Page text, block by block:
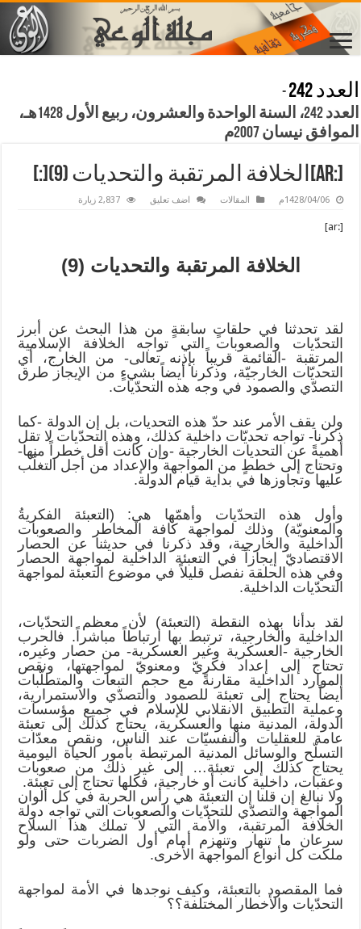
العدد 242
-
العدد 242، السنة الواحدة والعشرون، ربيع الأول 1428هـ،
الموافق نيسان 2007م
[:ar]الخلافة المرتقبة والتحديات (9)[:]
1428/04/06م المقالات اضف تعليق 2,837 زيارة
[:ar]
الخلافة المرتقبة والتحديات (9)
لقد تحدثنا في حلقاتٍ سابقةٍ من هذا البحث عن أبرز
التحدّيات والصعوبات التي تواجه الخلافة الإسلامية
المرتقبة -القائمة قريباً بإذنه تعالى- من الخارج، أي
التحديّات الخارجيّة، وذكرنا أيضاً بشيءٍ من الإيجاز طرق
التصدّي والصمود في وجه هذه التحدّيات.
ولن يقف الأمر عند حدّ هذه التحديات، بل إن الدولة -كما
ذكرنا- تواجه تحديّات داخلية كذلك، وهذه التحدّيات لا تقل
أهميةً عن التحديات الخارجية -وإن كانت أقل خطراً منها-
وتحتاج إلى خططٍ من المواجهة والإعداد من أجل التغلّب
عليها وتجاوزها في بداية قيام الدولة.
وأول هذه التحدّيات وأهمّها هي: (التعبئة الفكريةُ
والمعنويّة) وذلك لمواجهة كافة المخاطر والصعوبات
الداخلية والخارجية، وقد ذكرنا في حديثنا عن الحصار
الاقتصاديّ إيجازاً في التعبئة الداخلية لمواجهة الحصار
وفي هذه الحلقة نفصل قليلاً في موضوع التعبئة لمواجهة
التحدّيات الداخلية.
لقد بدأنا بهذه النقطة (التعبئة) لأن معظم التحدّيات،
الداخلية والخارجية، ترتبط بها ارتباطاً مباشراً. فالحرب
الخارجية -العسكرية وغير العسكرية- من حصار وغيره،
تحتاج إلى إعداد فكريّ ومعنويّ لمواجهتها، ونقص
الموارد الداخلية مقارنةً مع حجم التبعات والمتطلّبات
أيضاً يحتاج إلى تعبئة للصمود والتصدّي والاستمرارية،
وعملية التطبيق الانقلابي للإسلام في جميع مؤسسات
الدولة، المدنية منها والعسكرية، يحتاج كذلك إلى تعبئة
عامة للعقليات والنفسيّات عند الناس، ونقص معدّات
التسلّح والوسائل المدنية المرتبطة بأمور الحياة اليومية
يحتاج كذلك إلى تعبئة… إلى غير ذلك من صعوبات
وعقبات، داخلية كانت أو خارجية، فكلها تحتاج إلى تعبئة.
ولا نبالغ إن قلنا إن التعبئة هي رأس الحربة في كل ألوان
المواجهة والتصدّي للتحدّيات والصعوبات التي تواجه دولة
الخلافة المرتقبة، والأمة التي لا تملك هذا السلاح
سرعان ما تنهار وتنهزم أمام أول الضربات حتى ولو
ملكت كل أنواع المواجهة الأخرى.
فما المقصود بالتعبئة، وكيف نوجدها في الأمة لمواجهة
التحدّيات والأخطار المختلفة؟؟